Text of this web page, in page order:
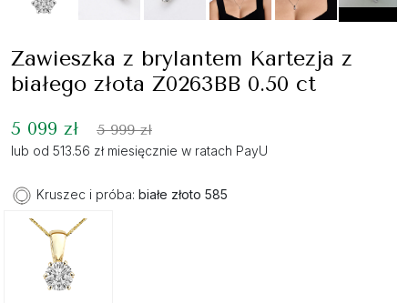
Zawieszka z brylantem Kartezja z
białego złota Z0263BB 0.50 ct
5 099 zł 5 999 zł
lub od 513.56 zł miesięcznie w ratach PayU
Kruszec i próba: białe złoto 585